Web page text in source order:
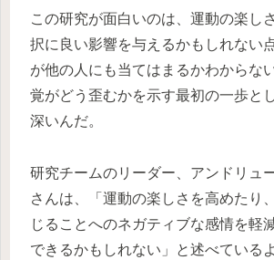
この研究が面白いのは、運動の楽し
択に良い影響を与えるかもしれない
が他の人にも当てはまるかわからな
覚がどう歪むかを示す最初の一歩と
深いんだ。
研究チームのリーダー、アンドリュ
さんは、「運動の楽しさを高めたり
じることへのネガティブな感情を軽
できるかもしれない」と述べている